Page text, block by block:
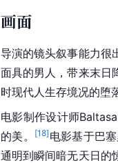
画面
导演的镜头叙事能力很
面具的男人，带来末日
时现代人生存境况的堕
电影制作设计师
的美。
[18] 电影基于巴
通明到瞬间暗无天日的